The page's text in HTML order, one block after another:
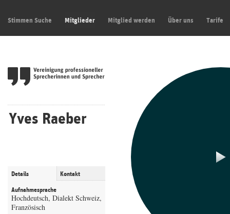
Stimmen Suche Mitglieder Mitglied werden Über uns Tarife
Yves Raeber
Details Kontakt
Aufnahmesprache
Hochdeutsch, Dialekt Schweiz,
Französisch